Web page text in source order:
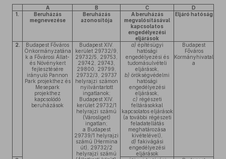
A B C
D
1.
Beruházás
megnevezése
Beruházás
azonosítója
A beruházás
megvalósításával
kapcsolatos
engedélyezési
eljárások
Eljáró hatóság
2.
Budapest Főváros
Önkormányzatána
k a Fővárosi Állat-
és Növénykert
fejlesztésére
irányuló Pannon
Park projekthez és
Mesepark
projekthez
kapcsolódó
beruházások
Budapest XIV.
kerület 29732/9,
29732/5, 29753,
29742, 29743,
29800, 29799,
29732/3, 29737
helyrajzi számon
nyilvántartott
ingatlanok;
Budapest XIV.
kerület 29732/1
helyrajzi számú
(Városliget)
ingatlan;
a Budapest
29739/1 helyrajzi
számú (Hermina
út), 29732/2
helyrajzi számú
a) építésügyi
hatósági
engedélyezési és
tudomásulvételi
eljárások,
b) örökségvédelmi
hatósági
engedélyezési
eljárások,
c) régészeti
feltárásokkal
kapcsolatos eljárások
(a további régészeti
feladatellátás
meghatározása
kivételével),
d) fakivágási
engedélyezési
eljárások
Budapest
Főváros
Kormányhivatal
a